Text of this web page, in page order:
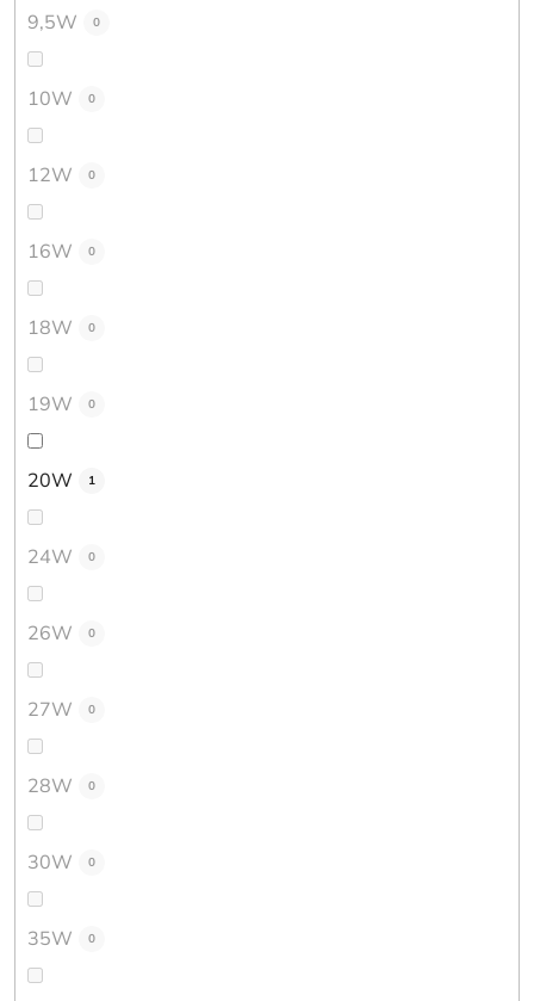
9,5W 0
10W 0
12W 0
16W 0
18W 0
19W 0
20W 1
24W 0
26W 0
27W 0
28W 0
30W 0
35W 0